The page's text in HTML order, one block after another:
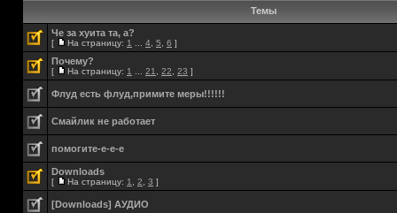
Темы
Че за хуита та, а?
[ На страницу: 1 4 5 6 ]
Почему?
[ На страницу: 1 21 22 23 ]
Флуд есть флуд,примите меры!!!!!!
Смайлик не работает
помогите-е-е-е
Downloads
[ На страницу: 1 2 3 ]
[Downloads] АУДИО